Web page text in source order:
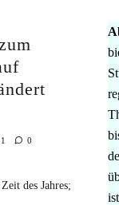
0
des Jahres;